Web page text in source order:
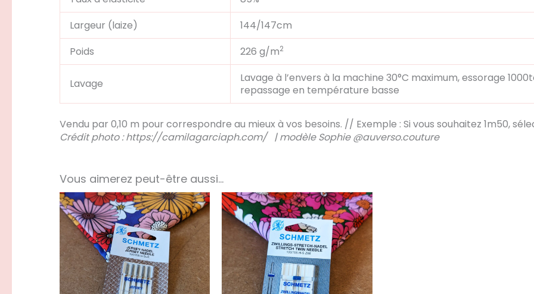
Largeur (laize)
144/147cm
Poids
226 g/m2
Lavage
Lavage à l’envers à la machine 30°C maximum, essorage
repassage en température basse
Vendu par 0,10 m pour correspondre au mieux à vos besoins. // Exemple :Si vous souhaitez 1m50,
Crédit photo : https://camilagarciaph.com/ | modèle Sophie @auverso.couture
Vous aimerez peut-être aussi…